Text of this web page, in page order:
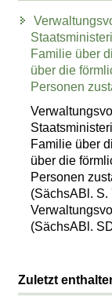
Familie über
über die
Personen
Familie über
über die
Personen
(SächsABl. S.
(SächsABl.
Zuletzt